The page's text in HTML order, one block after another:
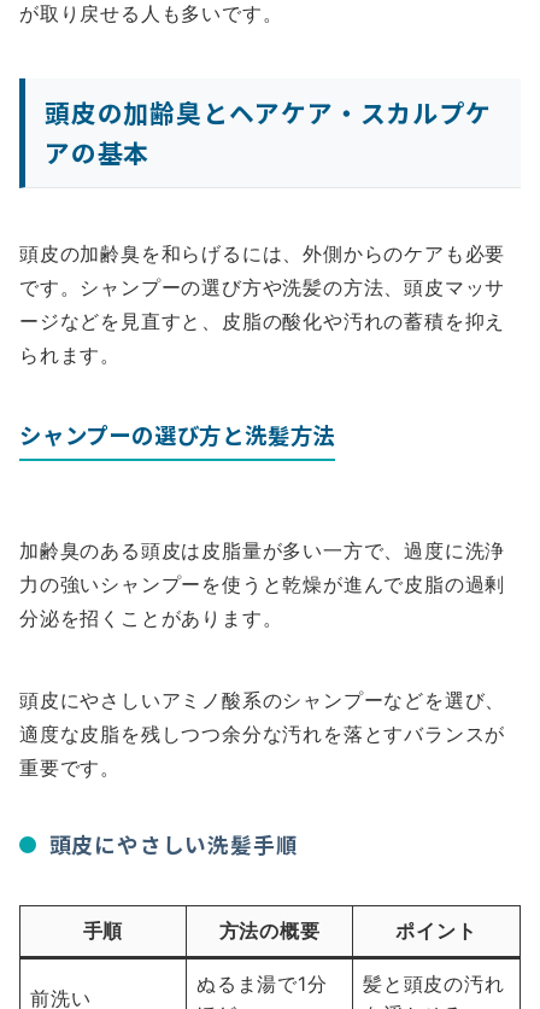
が取り戻せる人も多いです。
頭皮の加齢臭とヘアケア・スカルプケ
アの基本
頭皮の加齢臭を和らげるには、外側からのケアも必要
です。シャンプーの選び方や洗髪の方法、頭皮マッサ
ージなどを見直すと、皮脂の酸化や汚れの蓄積を抑え
られます。
シャンプーの選び方と洗髪方法
加齢臭のある頭皮は皮脂量が多い一方で、過度に洗浄
力の強いシャンプーを使うと乾燥が進んで皮脂の過剰
分泌を招くことがあります。
頭皮にやさしいアミノ酸系のシャンプーなどを選び、
適度な皮脂を残しつつ余分な汚れを落とすバランスが
重要です。
頭皮にやさしい洗髪手順
手順 方法の概要 ポイント
前洗い
ぬるま湯で1分
髪と頭皮の汚れ